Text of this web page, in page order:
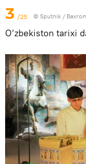
3 /25 © Sputnik /
O‘zbekiston tarixi